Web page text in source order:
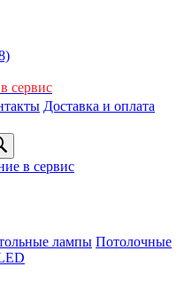
сервис
Доставка и оплата
в сервис
лампы Потолочные